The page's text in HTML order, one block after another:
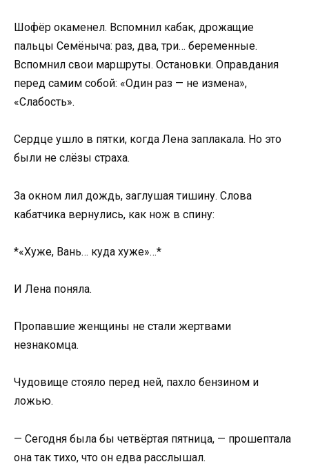
Шофёр окаменел. Вспомнил кабак, дрожащие
пальцы Семёныча: раз, два, три… беременные.
Вспомнил свои маршруты. Остановки. Оправдания
перед самим собой: «Один раз — не измена»,
«Слабость».
Сердце ушло в пятки, когда Лена заплакала. Но это
были не слёзы страха.
За окном лил дождь, заглушая тишину. Слова
кабатчика вернулись, как нож в спину:
*«Хуже, Вань… куда хуже»…*
И Лена поняла.
Пропавшие женщины не стали жертвами
незнакомца.
Чудовище стояло перед ней, пахло бензином и
ложью.
— Сегодня была бы четвёртая пятница, — прошептала
она так тихо, что он едва расслышал.